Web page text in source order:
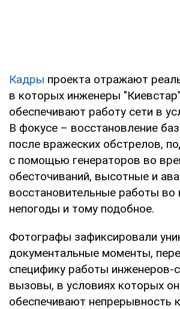
Кадры проекта отражают
в которых инженеры "Киевстар"
обеспечивают работу сети в
В фокусе – восстановление
после вражеских обстрелов,
с помощью генераторов во
обесточиваний, высотные и
восстановительные работы во
непогоды и тому подобное.
Фотографы зафиксировали
документальные моменты,
специфику работы инженеров-
вызовы, в условиях которых
обеспечивают непрерывность